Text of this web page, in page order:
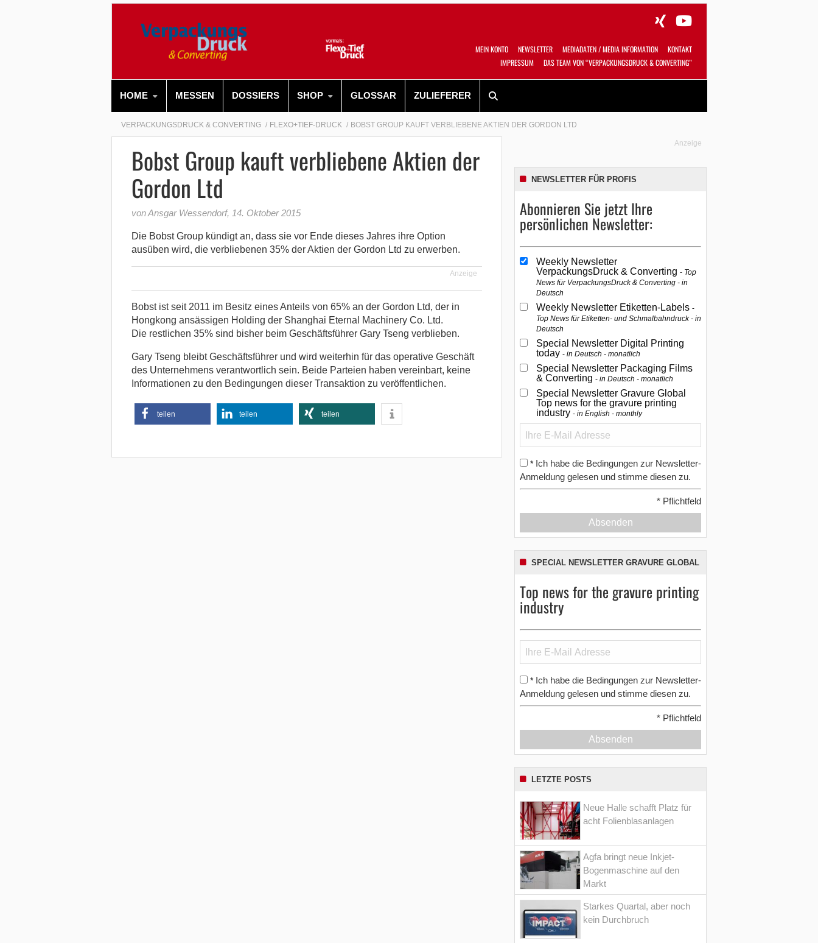
MEIN KONTO NEWSLETTER MEDIADATEN / MEDIA INFORMATION
KONTAKT
IMPRESSUM
DAS TEAM VON “VERPACKUNGSDRUCK & CONVERTING”
HOME MESSEN DOSSIERS SHOP GLOSSAR ZULIEFERER
VERPACKUNGSDRUCK & CONVERTING FLEXO+TIEF-DRUCK BOBST GROUP KAUFT VERBLIEBENE AKTIEN DER GORDON LTD
Bobst Group kauft verbliebene Aktien der
Gordon Ltd
von Ansgar Wessendorf, 14. Oktober 2015
Die Bobst Group kündigt an, dass sie vor Ende dieses Jahres ihre Option
ausüben wird, die verbliebenen 35% der Aktien der Gordon Ltd zu erwerben.
Anzeige
Bobst ist seit 2011 im Besitz eines Anteils von 65% an der Gordon Ltd, der in
Hongkong ansässigen Holding der Shanghai Eternal Machinery Co. Ltd.
Die restlichen 35% sind bisher beim Geschäftsführer Gary Tseng verblieben.
Gary Tseng bleibt Geschäftsführer und wird weiterhin für das operative Geschäft
des Unternehmens verantwortlich sein. Beide Parteien haben vereinbart, keine
Informationen zu den Bedingungen dieser Transaktion zu veröffentlichen.
teilen teilen teilen
Anzeige
NEWSLETTER FÜR PROFIS
Abonnieren Sie jetzt Ihre
persönlichen Newsletter:
Weekly Newsletter
VerpackungsDruck & Converting Top
News für VerpackungsDruck & Converting - in
Deutsch
Weekly Newsletter Etiketten-Labels
Top News für Etiketten- und Schmalbahndruck - in
Deutsch
Special Newsletter Digital Printing
today in Deutsch - monatlich
Special Newsletter Packaging Films
& Converting in Deutsch - monatlich
Special Newsletter Gravure Global
Top news for the gravure printing
industry in English - monthly
* Ich habe die Bedingungen zur Newsletter-
Anmeldung gelesen und stimme diesen zu.
* Pflichtfeld
Absenden
SPECIAL NEWSLETTER GRAVURE GLOBAL
Top news for the gravure printing
industry
* Ich habe die Bedingungen zur Newsletter-
Anmeldung gelesen und stimme diesen zu.
* Pflichtfeld
Absenden
LETZTE POSTS
Neue Halle schafft Platz für
acht Folienblasanlagen
Agfa bringt neue Inkjet-
Bogenmaschine auf den
Markt
Starkes Quartal, aber noch
kein Durchbruch